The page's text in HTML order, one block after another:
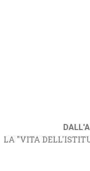
LA "VITA